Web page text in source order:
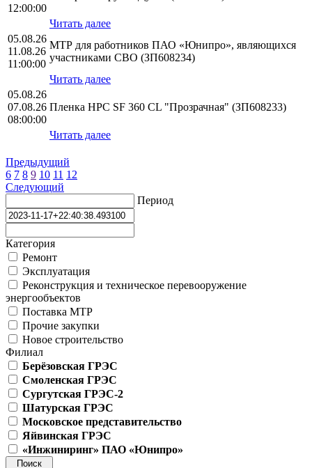
12:00:00
Читать далее
05.08.26
11.08.26
11:00:00
МТР для работников ПАО «Юнипро», являющихся
участниками СВО (ЗП608234)
Читать далее
05.08.26
07.08.26
08:00:00
Пленка HPС SF 360 CL "Прозрачная" (ЗП608233)
Читать далее
Предыдущий
6 7 8 9 10 11 12
Следующий
Период
Категория
Ремонт
Эксплуатация
Реконструкция и техническое перевооружение
энергообъектов
Поставка МТР
Прочие закупки
Новое строительство
Филиал
Берёзовская ГРЭС
Смоленская ГРЭС
Сургутская ГРЭС-2
Шатурская ГРЭС
Московское представительство
Яйвинская ГРЭС
«Инжиниринг» ПАО «Юнипро»